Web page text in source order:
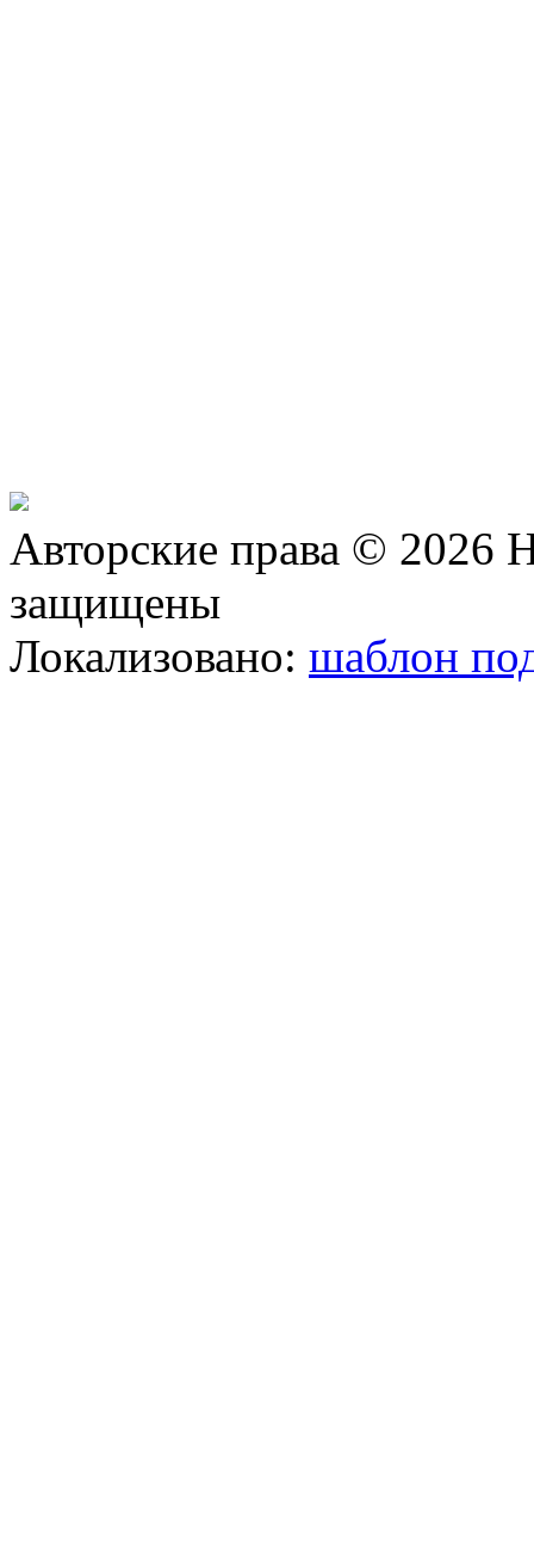
Авторские права © 2026
защищены
Локализовано: шаблон